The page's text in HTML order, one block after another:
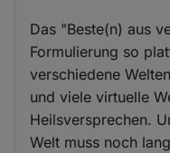
Das "Beste(n) aus
Formulierung so
verschiedene
und viele virtuelle
Heilsversprechen.
Welt muss noch